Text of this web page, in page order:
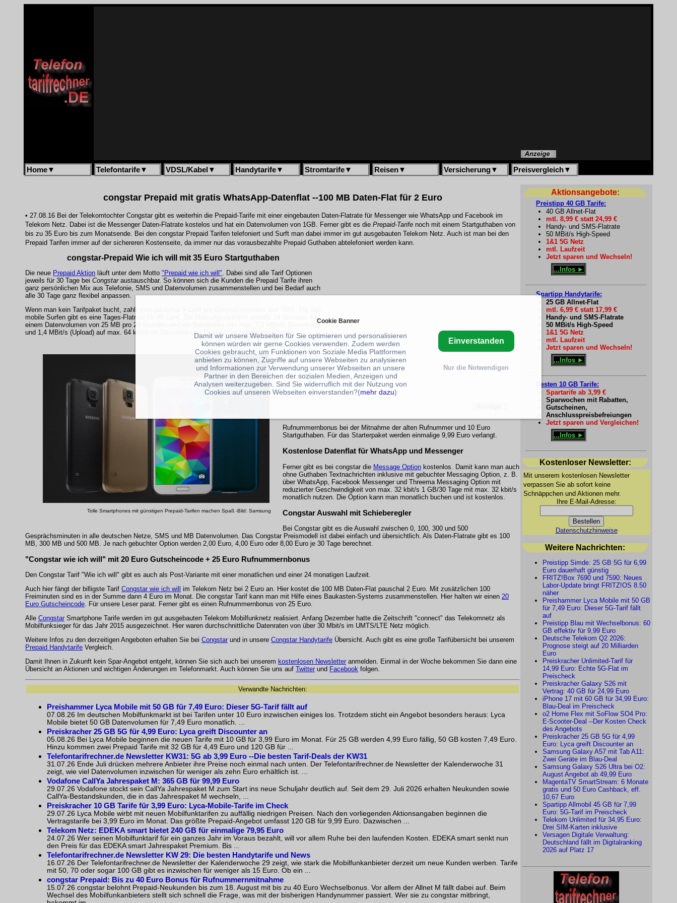
Home▼ Telefontarife▼ VDSL/Kabel ▼ Handytarife▼ Stromtarife▼ Reisen▼ Versicherung▼ Preisvergleich▼
congstar Prepaid mit gratis WhatsApp-Datenflat --100 MB Daten-Flat für 2 Euro
• 27.08.16 Bei der Telekomtochter Congstar gibt es weiterhin die Prepaid-Tarife mit einer eingebauten Daten-Flatrate für Messenger wie WhatsApp und Facebook im
Telekom Netz. Dabei ist die Messenger Daten-Flatrate kostelos und hat ein Datenvolumen von 1GB. Ferner gibt es die Prepaid-Tarife noch mit einem Startguthaben von
bis zu 35 Euro bis zum Monatsende. Bei den congstar Prepaid Tarifen telefoniert und Surft man dabei immer im gut ausgebauten Telekom Netz. Auch ist man bei den
Prepaid Tarifen immer auf der sichereren Kostenseite, da immer nur das vorausbezahlte Prepaid Guthaben abtelefoniert werden kann.
congstar-Prepaid Wie ich will mit 35 Euro Startguthaben
Die neue Prepaid Aktion läuft unter dem Motto "Prepaid wie ich will". Dabei sind alle Tarif Optionen
jeweils für 30 Tage bei Congstaraustauschbar. So können sich die Kunden die Prepaid Tarife ihren
ganz persönlichen Mix aus Telefonie, SMS und Datenvolumen zusammenstellen und bei Bedarf auch
alle 30 Tage ganz flexibel anpassen.
Wenn man kein Tarifpaket bucht, zahlt man pauschal 9 Cent pro Gesprächsminute und SMS. Für das
mobile Surfen gibt es eine Tages-Flatrate für 99 Cent. Der Nutzungszeitraum umfaßt 24 Stunden. Ab
einem Datenvolumen von 25 MB pro 24 Stunden wird die Bandbreite von max. 7,2 MBit/s (Download)
und 1,4 MBit/s (Upload) auf max. 64 kbit/s im Download und 16 kbit/s im Upload beschränkt.
Tolle Smartphones mit günstigen Prepaid-Tarifen machen Spaß -Bild: Samsung
Weiterhin
gibt es 25
Euro
Rufnummernbonus bei der Mitnahme der alten Rufnummer und 10 Euro
Startguthaben. Für das Starterpaket werden einmalige 9,99 Euro verlangt.
Kostenlose Datenflat für WhatsApp und Messenger
Ferner gibt es bei congstar die Message Option kostenlos. Damit kann man auch
ohne Guthaben Textnachrichten inklusive mit gebuchter Messaging Option, z. B.
über WhatsApp, Facebook Messenger und Threema Messaging Option mit
reduzierter Geschwindigkeit von max. 32 kbit/s 1 GB/30 Tage mit max. 32 kbit/s
monatlich nutzen. Die Option kann man monatlich buchen und ist kostenlos.
Congstar Auswahl mit Schieberegler
Bei Congstar gibt es die Auswahl zwischen 0, 100, 300 und 500
Gesprächsminuten in alle deutschen Netze, SMS und MB Datenvolumen. Das Congstar Preismodell ist dabei einfach und übersichtlich. Als Daten-Flatrate gibt es 100
MB, 300 MB und 500 MB. Je nach gebuchter Option werden 2,00 Euro, 4,00 Euro oder 8,00 Euro je 30 Tage berechnet.
"Congstar wie ich will" mit 20 Euro Gutscheincode + 25 Euro Rufnummernbonus
Den Congstar Tarif "Wie ich will" gibt es auch als Post-Variante mit einer monatlichen und einer 24 monatigen Laufzeit.
Auch hier fängt der billigste Tarif Congstar wie ich will
im Telekom Netz bei 2 Euro an. Hier kostet die 100 MB Daten-Flat pauschal 2 Euro. Mit zusätzlichen 100
Freiminuten sind es in der Summe dann 4 Euro im Monat. Die congstar Tarif kann man mit Hilfe eines Baukasten-Systems zusammenstellen. Hier halten wir einen 20
Euro Gutscheincode. Für unsere Leser parat. Ferner gibt es einen Rufnummernbonus von 25 Euro.
Alle Congstar Smartphone Tarife werden im gut ausgebauten Telekom Mobilfunknetz realisiert. Anfang Dezember hatte die Zeitschrift "connect" das Telekomnetz als
Mobilfunksieger für das Jahr 2015 ausgezeichnet. Hier waren durchschnittliche Datenraten von über 30 Mbit/s im UMTS/LTE Netz möglich.
Weitere Infos zu den derzeitigen Angeboten erhalten Sie bei Congstar und in unsere Congstar Handytarife Übersicht. Auch gibt es eine große Tarifübersicht bei unserem
Prepaid Handytarife Vergleich.
Damit Ihnen in Zukunft kein Spar-Angebot entgeht, können Sie sich auch bei unserem kostenlosen Newsletter anmelden. Einmal in der Woche bekommen Sie dann eine
Übersicht an Aktionen und wichtigen Änderungen im Telefonmarkt. Auch können Sie uns auf Twitter und Facebook folgen.
Verwandte Nachrichten:
Preishammer Lyca Mobile mit 50 GB für 7,49 Euro: Dieser 5G-Tarif fällt auf
07.08.26 Im deutschen Mobilfunkmarkt ist bei Tarifen unter 10 Euro inzwischen einiges los. Trotzdem sticht ein Angebot besonders heraus: Lyca
Mobile bietet 50 GB Datenvolumen für 7,49 Euro monatlich. ...
Preiskracher 25 GB 5G für 4,99 Euro: Lyca greift Discounter an
05.08.26 Bei Lyca Mobile beginnen die neuen Tarife mit 10 GB für 3,99 Euro im Monat. Für 25 GB werden 4,99 Euro fällig, 50 GB kosten 7,49 Euro.
Hinzu kommen zwei Prepaid Tarife mit 32 GB für 4,49 Euro und 120 GB für ...
Telefontarifrechner.de Newsletter KW31: 5G ab 3,99 Euro --Die besten Tarif-Deals der KW31
31.07.26 Ende Juli drücken mehrere Anbieter ihre Preise noch einmal nach unten. Der Telefontarifrechner.de Newsletter der Kalenderwoche 31
zeigt, wie viel Datenvolumen inzwischen für weniger als zehn Euro erhältlich ist. ...
Vodafone CallYa Jahrespaket M: 365 GB für 99,99 Euro
29.07.26 Vodafone stockt sein CallYa Jahrespaket M zum Start ins neue Schuljahr deutlich auf. Seit dem 29. Juli 2026 erhalten Neukunden sowie
CallYa-Bestandskunden, die in das Jahrespaket M wechseln, ...
Preiskracher 10 GB Tarife für 3,99 Euro: Lyca-Mobile-Tarife im Check
29.07.26 Lyca Mobile wirbt mit neuen Mobilfunktarifen zu auffällig niedrigen Preisen. Nach den vorliegenden Aktionsangaben beginnen die
Vertragstarife bei 3,99 Euro im Monat. Das größte Prepaid-Angebot umfasst 120 GB für 9,99 Euro. Dazwischen ...
Telekom Netz: EDEKA smart bietet 240 GB für einmalige 79,95 Euro
24.07.26 Wer seinen Mobilfunktarif für ein ganzes Jahr im Voraus bezahlt, will vor allem Ruhe bei den laufenden Kosten. EDEKA smart senkt nun
den Preis für das EDEKA smart Jahrespaket Premium. Bis ...
Telefontarifrechner.de Newsletter KW 29: Die besten Handytarife und News
16.07.26 Der Telefontarifrechner.de Newsletter der Kalenderwoche 29 zeigt, wie stark die Mobilfunkanbieter derzeit um neue Kunden werben. Tarife
mit 50, 70 oder sogar 100 GB gibt es inzwischen für weniger als 15 Euro. Ob ein ...
congstar Prepaid: Bis zu 40 Euro Bonus für Rufnummernmitnahme
15.07.26 congstar belohnt Prepaid-Neukunden bis zum 18. August mit bis zu 40 Euro Wechselbonus. Vor allem der Allnet M fällt dabei auf. Beim
Wechsel des Mobilfunkanbieters stellt sich schnell die Frage, was mit der bisherigen Handynummer passiert. Wer sie zu congstar mitbringt,
Aktionsangebote:
Preistipp 40 GB Tarife:
40 GB Allnet-Flat
mtl. 8,99 € statt 24,99 €
Handy- und SMS-Flatrate
50 MBit/s High-Speed
1&1 5G Netz
mtl. Laufzeit
Jetzt sparen und Wechseln!
...Infos ►
Spartipp Handytarife:
25 GB Allnet-Flat
mtl. 6,99 € statt 17,99 €
Handy- und SMS-Flatrate
50 MBit/s High-Speed
1&1 5G Netz
mtl. Laufzeit
Jetzt sparen und Wechseln!
...Infos ►
Besten 10 GB Tarife:
Spartarife ab 3,99 €
Sparwochen mit Rabatten,
Gutscheinen,
Anschlusspreisbefreiungen
Jetzt sparen und Vergleichen!
...Infos ►
Kostenloser Newsletter:
Mit unserem kostenlosen Newsletter
verpassen Sie ab sofort keine
Schnäppchen und Aktionen mehr.
Ihre E-Mail-Adresse:
Datenschutzhinweise
Weitere Nachrichten:
Preistipp Simde: 25 GB 5G für 6,99
Euro dauerhaft günstig
FRITZ!Box 7690 und 7590: Neues
Labor-Update bringt FRITZ!OS 8.50
näher
Preishammer Lyca Mobile mit 50 GB
für 7,49 Euro: Dieser 5G-Tarif fällt
auf
Preistipp Blau mit Wechselbonus: 60
GB effektiv für 9,99 Euro
Deutsche Telekom Q2 2026:
Prognose steigt auf 20 Milliarden
Euro
Preiskracher Unlimited-Tarif für
14,99 Euro: Echte 5G-Flat im
Preischeck
Preiskracher Galaxy S26 mit
Vertrag: 40 GB für 24,99 Euro
iPhone 17 mit 60 GB für 34,99 Euro:
Blau-Deal im Preischeck
o2 Home Flex mit SoFlow SO4 Pro:
E-Scooter-Deal --Der Kosten Check
des Angebots
Preiskracher 25 GB 5G für 4,99
Euro: Lyca greift Discounter an
Samsung Galaxy A57 mit Tab A11:
Zwei Geräte im Blau-Deal
Samsung Galaxy S26 Ultra bei O2:
August Angebot ab 49,99 Euro
MagentaTV SmartStream: 6 Monate
gratis und 50 Euro Cashback, eff.
10,67 Euro
Spartipp Allmobil 45 GB für 7,99
Euro: 5G-Tarif im Preischeck
Telekom Unlimited für 34,95 Euro:
Drei SIM-Karten inklusive
Versagen Digitale Verwaltung:
Deutschland fällt im Digitalranking
2026 auf Platz 17
Cookie Banner
Damit wir unsere Webseiten für Sie optimieren und personalisieren
können würden wir gerne Cookies verwenden. Zudem werden
Cookies gebraucht, um Funktionen von Soziale Media Plattformen
anbieten zu können, Zugriffe auf unsere Webseiten zu analysieren
und Informationen zur Verwendung unserer Webseiten an unsere
Partner in den Bereichen der sozialen Medien, Anzeigen und
Analysen weiterzugeben. Sind Sie widerruflich mit der Nutzung von
Cookies auf unseren Webseiten einverstanden?(mehr dazu)
Einverstanden
Nur die Notwendigen